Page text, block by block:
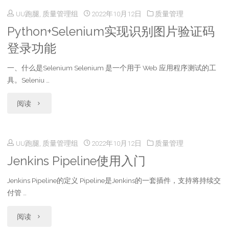
搭
建
规
助
力
提
计
的
牌
UU跑腿, 质量管理组 2022年10月12日 质量管理
Python+Selenium实现识别图片验证码
登录功能
一、什么是Selenium Selenium 是一个用于 Web 应用程序测试的工
具。Seleniu …
阅读 "Python+Selenium
现
识
别
UU跑腿, 质量管理组 2022年10月12日 质量管理
Jenkins Pipeline使用入门
Jenkins Pipeline的定义 Pipeline是Jenkins的一套插件，支持将持续交
付管 …
阅读 "Jenkins